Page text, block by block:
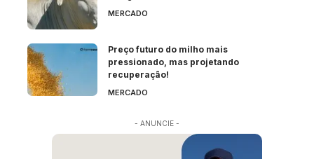
MERCADO
Preço futuro do milho mais
pressionado, mas projetando
recuperação!
MERCADO
- ANUNCIE -